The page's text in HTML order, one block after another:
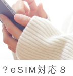
eSIM対応８